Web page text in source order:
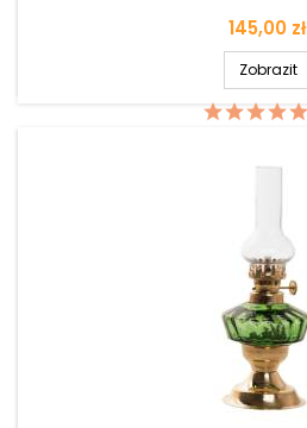
Cena
145,00 zł
Zobrazit